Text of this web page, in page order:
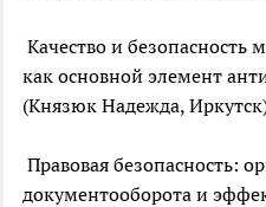
Качество и безопасность
как основной элемент
(Князюк Надежда,
Правовая безопасность:
документооборота и